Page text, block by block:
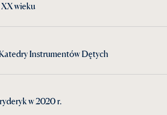
wieku
Instrumentów Dętych
w 2020 r.